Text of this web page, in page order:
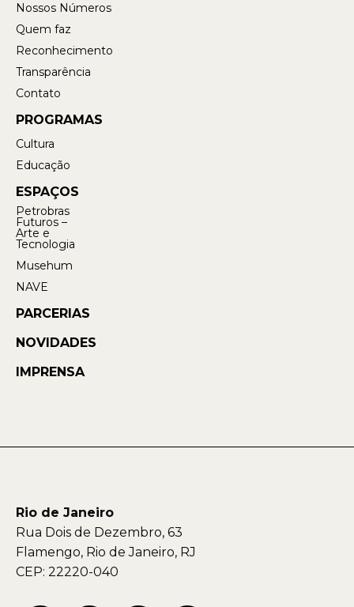
Nossos Números
Quem faz
Reconhecimento
Transparência
Contato
PROGRAMAS
Cultura
Educação
ESPAÇOS
Petrobras
Futuros –
Arte e
Tecnologia
Musehum
NAVE
PARCERIAS
NOVIDADES
IMPRENSA
Rio de Janeiro
Rua Dois de Dezembro, 63
Flamengo, Rio de Janeiro, RJ
CEP: 22220-040